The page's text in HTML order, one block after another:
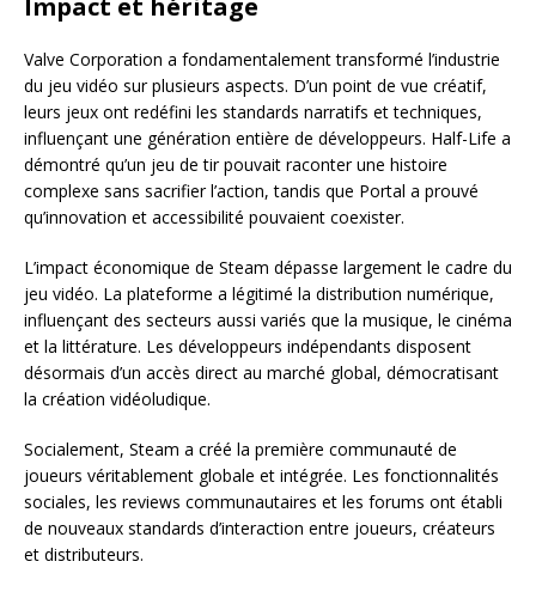
Impact et héritage
Valve Corporation a fondamentalement transformé l’industrie
du jeu vidéo sur plusieurs aspects. D’un point de vue créatif,
leurs jeux ont redéfini les standards narratifs et techniques,
influençant une génération entière de développeurs. Half-Life a
démontré qu’un jeu de tir pouvait raconter une histoire
complexe sans sacrifier l’action, tandis que Portal a prouvé
qu’innovation et accessibilité pouvaient coexister.
L’impact économique de Steam dépasse largement le cadre du
jeu vidéo. La plateforme a légitimé la distribution numérique,
influençant des secteurs aussi variés que la musique, le cinéma
et la littérature. Les développeurs indépendants disposent
désormais d’un accès direct au marché global, démocratisant
la création vidéoludique.
Socialement, Steam a créé la première communauté de
joueurs véritablement globale et intégrée. Les fonctionnalités
sociales, les reviews communautaires et les forums ont établi
de nouveaux standards d’interaction entre joueurs, créateurs
et distributeurs.